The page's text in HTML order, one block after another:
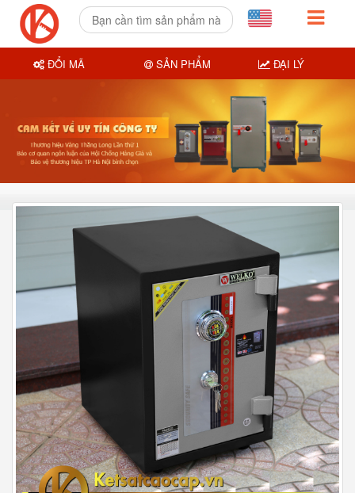
ĐỔI MÃ SẢN PHẨM ĐẠI LÝ